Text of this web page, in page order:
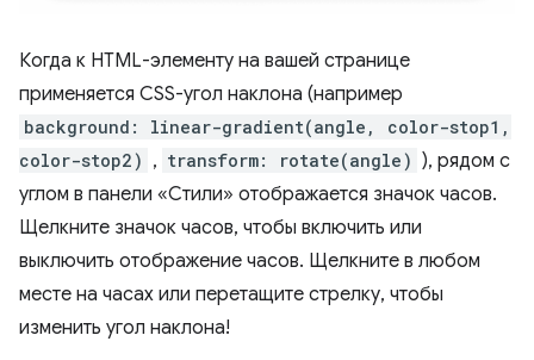
Когда к HTML-элементу на вашей странице
применяется CSS-угол наклона (например
background: linear-gradient(angle, color-stop1,
color-stop2) , transform: rotate(angle) ), рядом с
углом в панели «Стили» отображается значок часов.
Щелкните значок часов, чтобы включить или
выключить отображение часов. Щелкните в любом
месте на часах или перетащите стрелку, чтобы
изменить угол наклона!